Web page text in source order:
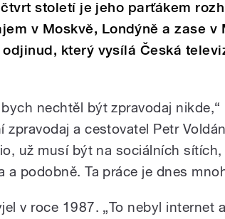
století je jeho parťákem
v Moskvě, Londýně a zase v
odjinud, který vysílá Česká
bych nechtěl být zpravodaj
zpravodaj a cestovatel Petr
už musí být na sociálních
a podobně. Ta práce je dnes
v roce 1987. „To nebyl internet